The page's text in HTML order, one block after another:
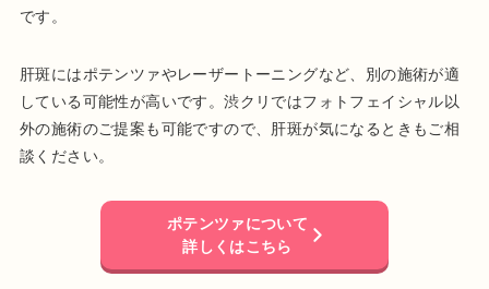
です。
肝斑にはポテンツァやレーザートーニングなど、別の施術が適
している可能性が高いです。渋クリではフォトフェイシャル以
外の施術のご提案も可能ですので、肝斑が気になるときもご相
談ください。
ポテンツァについて
詳しくはこちら